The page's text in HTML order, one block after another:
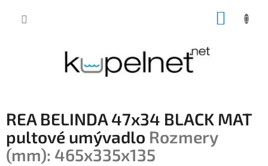
REA BELINDA 47x34 BLACK MAT
pultové umývadlo Rozmery
(mm): 465x335x135